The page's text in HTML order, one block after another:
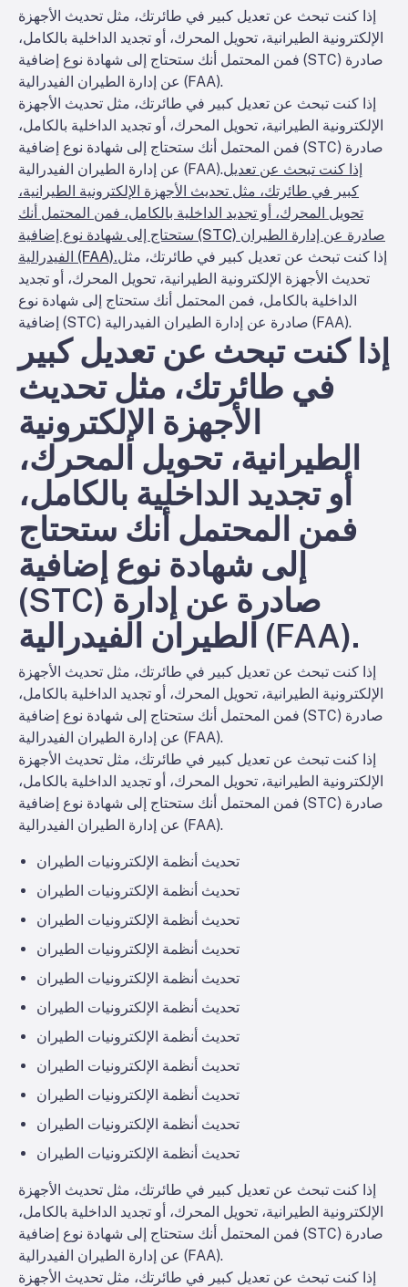
إذا كنت تبحث عن تعديل كبير في طائرتك، مثل تحديث الأجهزة
الإلكترونية الطيرانية، تحويل المحرك، أو تجديد الداخلية بالكامل،
فمن المحتمل أنك ستحتاج إلى شهادة نوع إضافية (STC) صادرة
عن إدارة الطيران الفيدرالية (FAA).
إذا كنت تبحث عن تعديل كبير في طائرتك، مثل تحديث الأجهزة
الإلكترونية الطيرانية، تحويل المحرك، أو تجديد الداخلية بالكامل،
فمن المحتمل أنك ستحتاج إلى شهادة نوع إضافية (STC) صادرة
عن إدارة الطيران الفيدرالية (FAA).إذا كنت تبحث عن تعديل
كبير في طائرتك، مثل تحديث الأجهزة الإلكترونية الطيرانية،
تحويل المحرك، أو تجديد الداخلية بالكامل، فمن المحتمل أنك
ستحتاج إلى شهادة نوع إضافية (STC) صادرة عن إدارة الطيران
الفيدرالية (FAA).إذا كنت تبحث عن تعديل كبير في طائرتك، مثل
تحديث الأجهزة الإلكترونية الطيرانية، تحويل المحرك، أو تجديد
الداخلية بالكامل، فمن المحتمل أنك ستحتاج إلى شهادة نوع
إضافية (STC) صادرة عن إدارة الطيران الفيدرالية (FAA).
إذا كنت تبحث عن تعديل كبير
في طائرتك، مثل تحديث
الأجهزة الإلكترونية
الطيرانية، تحويل المحرك،
أو تجديد الداخلية بالكامل،
فمن المحتمل أنك ستحتاج
إلى شهادة نوع إضافية
(STC) صادرة عن إدارة
الطيران الفيدرالية (FAA).
إذا كنت تبحث عن تعديل كبير في طائرتك، مثل تحديث الأجهزة
الإلكترونية الطيرانية، تحويل المحرك، أو تجديد الداخلية بالكامل،
فمن المحتمل أنك ستحتاج إلى شهادة نوع إضافية (STC) صادرة
عن إدارة الطيران الفيدرالية (FAA).
إذا كنت تبحث عن تعديل كبير في طائرتك، مثل تحديث الأجهزة
الإلكترونية الطيرانية، تحويل المحرك، أو تجديد الداخلية بالكامل،
فمن المحتمل أنك ستحتاج إلى شهادة نوع إضافية (STC) صادرة
عن إدارة الطيران الفيدرالية (FAA).
تحديث أنظمة الإلكترونيات الطيران
تحديث أنظمة الإلكترونيات الطيران
تحديث أنظمة الإلكترونيات الطيران
تحديث أنظمة الإلكترونيات الطيران
تحديث أنظمة الإلكترونيات الطيران
تحديث أنظمة الإلكترونيات الطيران
تحديث أنظمة الإلكترونيات الطيران
تحديث أنظمة الإلكترونيات الطيران
تحديث أنظمة الإلكترونيات الطيران
تحديث أنظمة الإلكترونيات الطيران
تحديث أنظمة الإلكترونيات الطيران
إذا كنت تبحث عن تعديل كبير في طائرتك، مثل تحديث الأجهزة
الإلكترونية الطيرانية، تحويل المحرك، أو تجديد الداخلية بالكامل،
فمن المحتمل أنك ستحتاج إلى شهادة نوع إضافية (STC) صادرة
عن إدارة الطيران الفيدرالية (FAA).
إذا كنت تبحث عن تعديل كبير في طائرتك، مثل تحديث الأجهزة